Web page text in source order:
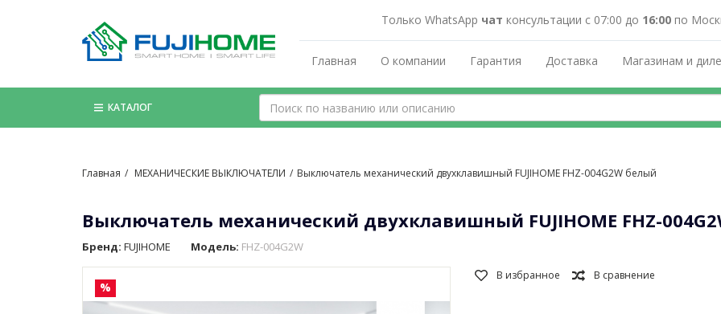
Только WhatsApp чат консультации с 07:00 до 16:00по
Главная О компании Гарантия Доставка Магазинам и
КАТАЛОГ
Главная МЕХАНИЧЕСКИЕ ВЫКЛЮЧАТЕЛИ Выключатель механический двухклавишный FUJIHOME FHZ-004G2W белый
Выключатель механический двухклавишный FUJIHOME FHZ-
Бренд: FUJIHOME Модель: FHZ-004G2W
%